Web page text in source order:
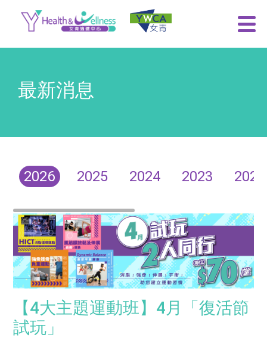
最新消息
2026 2025 2024 2023 2022
【4大主題運動班】4月「復活節
試玩」